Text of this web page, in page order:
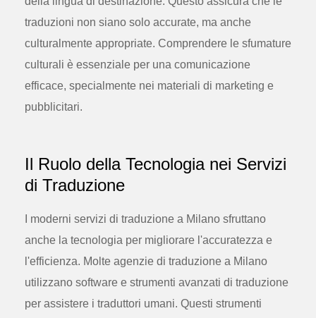
traduzioni non siano solo accurate, ma anche
culturalmente appropriate. Comprendere le sfumature
culturali è essenziale per una comunicazione
efficace, specialmente nei materiali di marketing e
pubblicitari.
Il Ruolo della Tecnologia nei Servizi
di Traduzione
I moderni servizi di traduzione a Milano sfruttano
anche la tecnologia per migliorare l'accuratezza e
l'efficienza. Molte agenzie di traduzione a Milano
utilizzano software e strumenti avanzati di traduzione
per assistere i traduttori umani. Questi strumenti